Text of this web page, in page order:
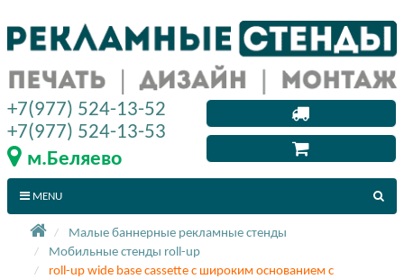
Малые баннерные рекламные стенды
Мобильные стенды roll-up
roll-up wide base cassette с широким основанием с
+7(977) 524-13-52
+7(977) 524-13-53
м.Беляево
MENU